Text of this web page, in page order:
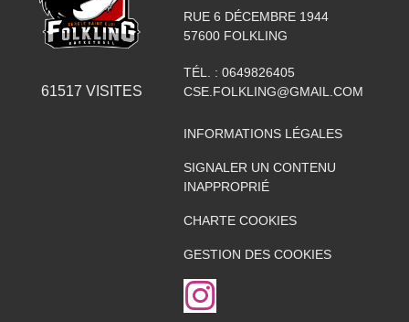
61517 VISITES
RUE 6 DÉCEMBRE 1944
57600 FOLKLING
TÉL. : 0649826405
CSE.FOLKLING@GMAIL.COM
INFORMATIONS LÉGALES
SIGNALER UN CONTENU
INAPPROPRIÉ
CHARTE COOKIES
GESTION DES COOKIES